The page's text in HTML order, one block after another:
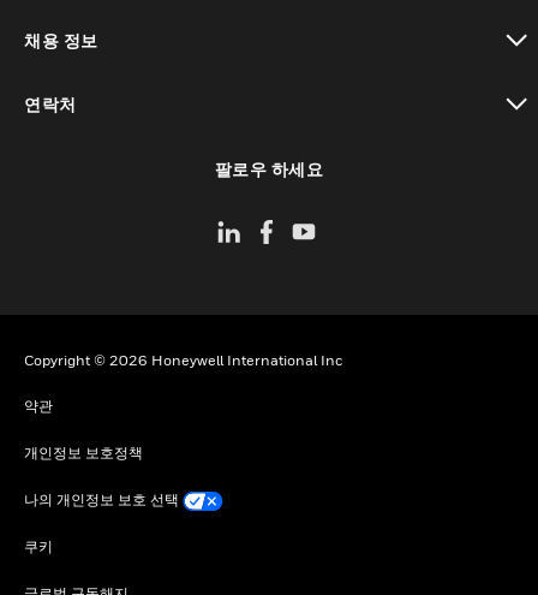
채용 정보
연락처
팔로우 하세요
Copyright © 2026 Honeywell International Inc
약관
개인정보 보호정책
나의 개인정보 보호 선택
쿠키